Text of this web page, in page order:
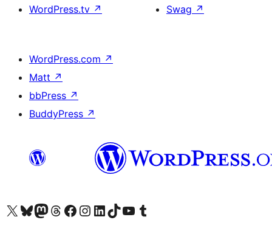
WordPress.tv ↗
Swag ↗
WordPress.com ↗
Matt ↗
bbPress ↗
BuddyPress ↗
Navštívte náš účet na X (predtým Twitter)
Navštívte náš účet na platforme Bluesky
Navštívte náš účet na Mastodone
Navštívte náš účet na platforme Threads
Navštívte našu stránku na Facebooku
Navštívte náš účet Instagram
Navštívte náš účet LinkedIn
Navštívte náš účet na platforme TikTok
Navštívte náš kanál YouTube
Navštívte náš účet na platforme Tumblr